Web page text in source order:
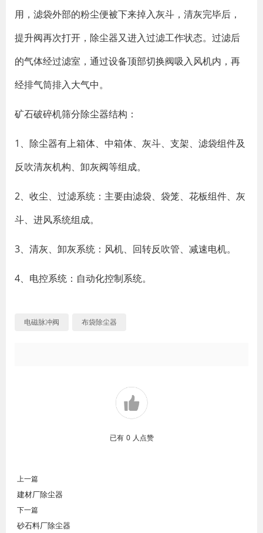
用，滤袋外部的粉尘便被下来掉入灰斗，清灰完毕后，
提升阀再次打开，除尘器又进入过滤工作状态。过滤后
的气体经过滤室，通过设备顶部切换阀吸入风机内，再
经排气筒排入大气中。
矿石破碎机筛分除尘器结构：
1、除尘器有上箱体、中箱体、灰斗、支架、滤袋组件及
反吹清灰机构、卸灰阀等组成。
2、收尘、过滤系统：主要由滤袋、袋笼、花板组件、灰
斗、进风系统组成。
3、清灰、卸灰系统：风机、回转反吹管、减速电机。
4、电控系统：自动化控制系统。
电磁脉冲阀 布袋除尘器
已有 0 人点赞
上一篇
建材厂除尘器
下一篇
砂石料厂除尘器